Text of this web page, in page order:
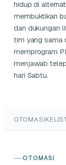
hidup di
membuktikan
dan dukungan
tim yang sama
memprogram
menjawab
hari Sabtu.
OTOMASI
OTOMASI